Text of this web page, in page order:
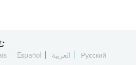
Español العربية Русский